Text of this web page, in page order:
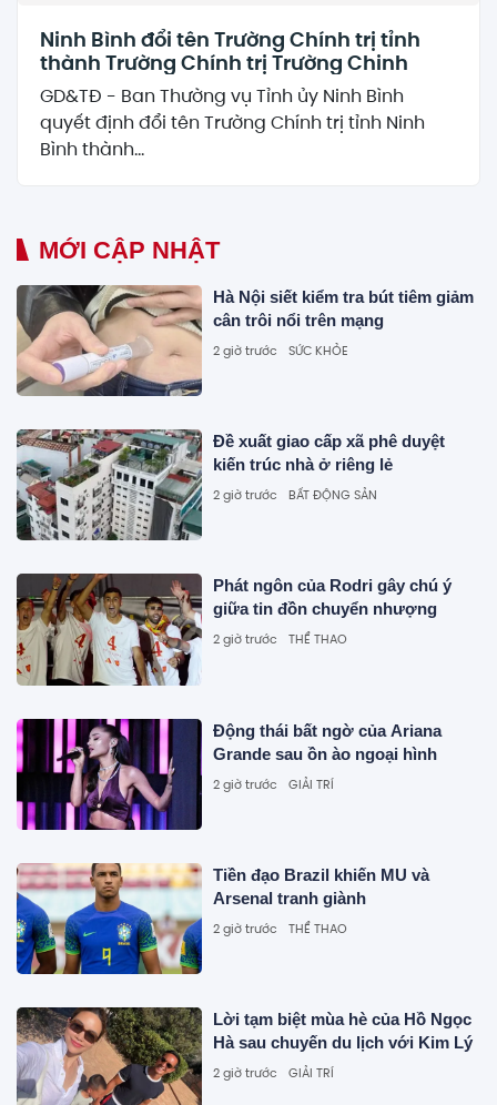
Ninh Bình đổi tên Trường Chính trị tỉnh
thành Trường Chính trị Trường Chinh
GD&TĐ - Ban Thường vụ Tỉnh ủy Ninh Bình
quyết định đổi tên Trường Chính trị tỉnh Ninh
Bình thành...
MỚI CẬP NHẬT
Hà Nội siết kiểm tra bút tiêm giảm
cân trôi nổi trên mạng
2 giờ trước SỨC KHỎE
Đề xuất giao cấp xã phê duyệt
kiến trúc nhà ở riêng lẻ
2 giờ trước BẤT ĐỘNG SẢN
Phát ngôn của Rodri gây chú ý
giữa tin đồn chuyển nhượng
2 giờ trước THỂ THAO
Động thái bất ngờ của Ariana
Grande sau ồn ào ngoại hình
2 giờ trước GIẢI TRÍ
Tiền đạo Brazil khiến MU và
Arsenal tranh giành
2 giờ trước THỂ THAO
Lời tạm biệt mùa hè của Hồ Ngọc
Hà sau chuyến du lịch với Kim Lý
2 giờ trước GIẢI TRÍ